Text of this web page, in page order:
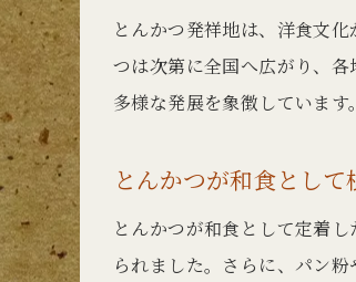
とんかつ発祥地は、洋食文
つは次第に全国へ広がり、
多様な発展を象徴しています。
とんかつが和食とし
とんかつが和食として定着
られました。さらに、パン